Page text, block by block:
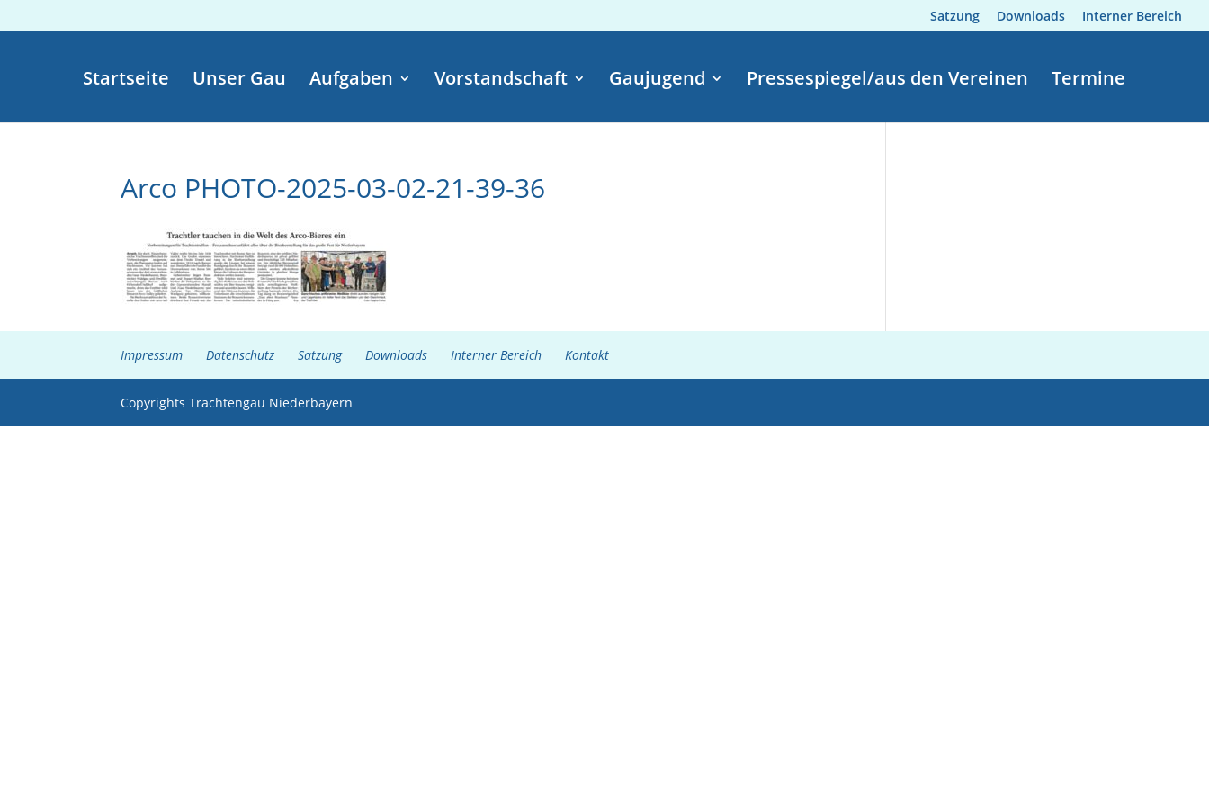
Satzung Downloads Interner Bereich
Startseite Unser Gau Aufgaben Vorstandschaft Gaujugend Pressespiegel/aus den Vereinen Termine
Arco PHOTO-2025-03-02-21-39-36
Impressum Datenschutz Satzung Downloads Interner Bereich Kontakt
Copyrights Trachtengau Niederbayern